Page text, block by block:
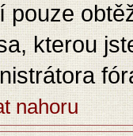
pouze
kterou
nahoru